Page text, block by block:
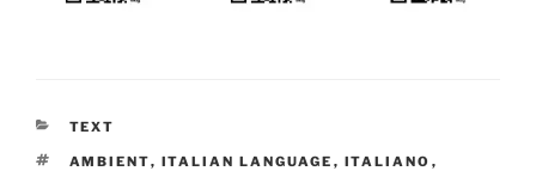
CATEGORIES
TEXT
TAGS
AMBIENT, ITALIAN LANGUAGE , ITALIANO ,